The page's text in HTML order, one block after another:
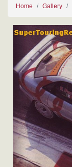
Home Gallery